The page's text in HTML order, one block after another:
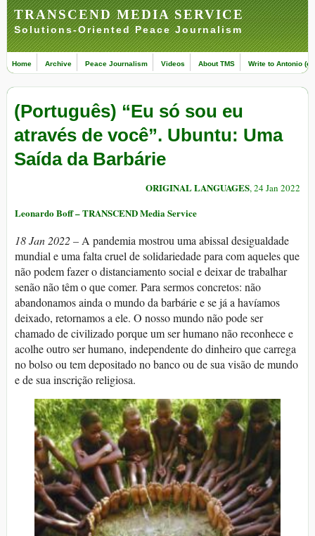
TRANSCEND MEDIA SERVICE
Solutions-Oriented Peace Journalism
Home Archive Peace Journalism Videos About TMS Write to Antonio
(Português) “Eu só sou eu
através de você”. Ubuntu: Uma
Saída da Barbárie
ORIGINAL LANGUAGES, 24 Jan 2022
Leonardo Boff – TRANSCEND Media Service
18 Jan 2022 –A pandemia mostrou uma abissal desigualdade
mundial e uma falta cruel de solidariedade para com aqueles que
não podem fazer o distanciamento social e deixar de trabalhar
senão não têm o que comer. Para sermos concretos: não
abandonamos ainda o mundo da barbárie e se já a havíamos
deixado, retornamos a ele. O nosso mundo não pode ser
chamado de civilizado porque um ser humano não reconhece e
acolhe outro ser humano, independente do dinheiro que carrega
no bolso ou tem depositado no banco ou de sua visão de mundo
e de sua inscrição religiosa.